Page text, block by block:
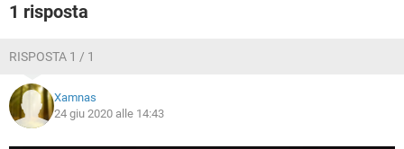
1 risposta
RISPOSTA 1 / 1
Xamnas
24 giu 2020 alle 14:43